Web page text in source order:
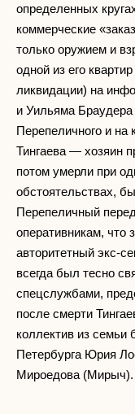
определенных
коммерческие
только оружием и
одной из его
ликвидации) на
и Уильяма Браудера
Перепеличного и на
Тингаева — хозяин
потом умерли при
обстоятельствах,
Перепеличный
оперативникам, что
авторитетный экс-
всегда был тесно
спецслужбами,
после смерти
коллектив из
Петербурга Юрия
Мироедова (Мирыч).